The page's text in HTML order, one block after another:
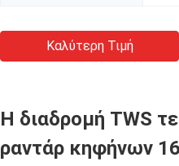
Καλύτερη Τιμή
Η διαδρομή TWS
ραντάρ κηφήνων